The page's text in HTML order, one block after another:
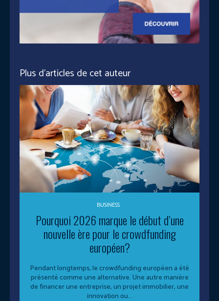
Plus d'articles de cet auteur
BUSINESS
Pourquoi 2026 marque le début d’une
nouvelle ère pour le crowdfunding
européen?
Pendant longtemps, le crowdfunding européen a été
présenté comme une alternative. Une autre manière
de financer une entreprise, un projet immobilier, une
innovation ou...